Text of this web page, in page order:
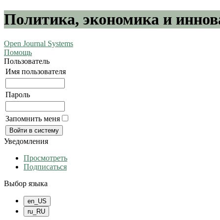
Политика, экономика и
Open Journal Systems
Помощь
Пользователь
Имя пользователя
Пароль
Запомнить меня
Уведомления
Просмотреть
Подписаться
Выбор языка